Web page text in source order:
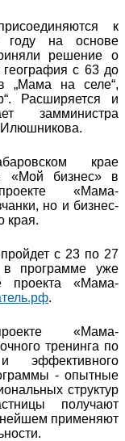
к
году на основе
решение о
с 63 до
„Мама на селе“,
Расширяется и
замминистра
Илюшникова.
крае
«Мой бизнес» в
«Мама-
но и бизнес-
края.
с 23 по 27
в программе уже
проекта «Мама-
.
«Мама-
тренинга по
эффективного
- опытные
структур
получают
применяют